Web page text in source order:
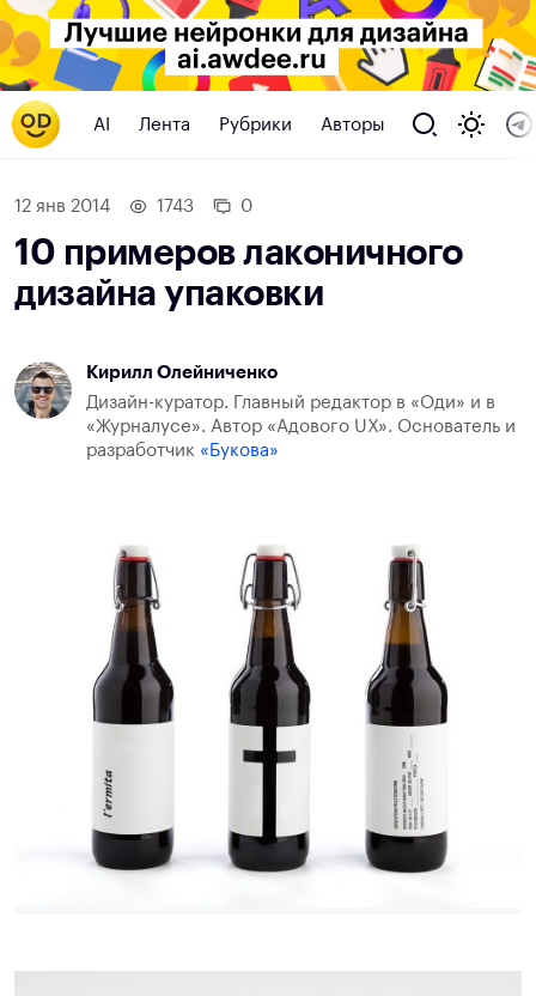
AI Лента Рубрики Авторы
12 янв 2014 1743 0
10 примеров лаконичного
дизайна упаковки
Кирилл Олейниченко
Дизайн-куратор. Главный редактор в «Оди» и в
«Журналусе». Автор «Адового UX». Основатель и
разработчик «Букова»